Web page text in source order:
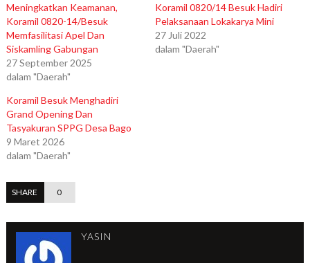
Meningkatkan Keamanan,
Koramil 0820-14/Besuk
Memfasilitasi Apel Dan
Siskamling Gabungan
27 September 2025
dalam "Daerah"
Koramil 0820/14 Besuk Hadiri
Pelaksanaan Lokakarya Mini
27 Juli 2022
dalam "Daerah"
Koramil Besuk Menghadiri
Grand Opening Dan
Tasyakuran SPPG Desa Bago
9 Maret 2026
dalam "Daerah"
SHARE 0
YASIN